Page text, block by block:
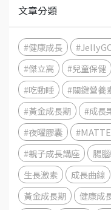
文章分類
#健康成長
#傑立高
#兒童保健
#吃動睡
#關鍵營養
#黃金成長期
#成長
#夜曜膠囊
#親子成長講座
腸
生長激素
成長曲線
黃金成長期
健康成